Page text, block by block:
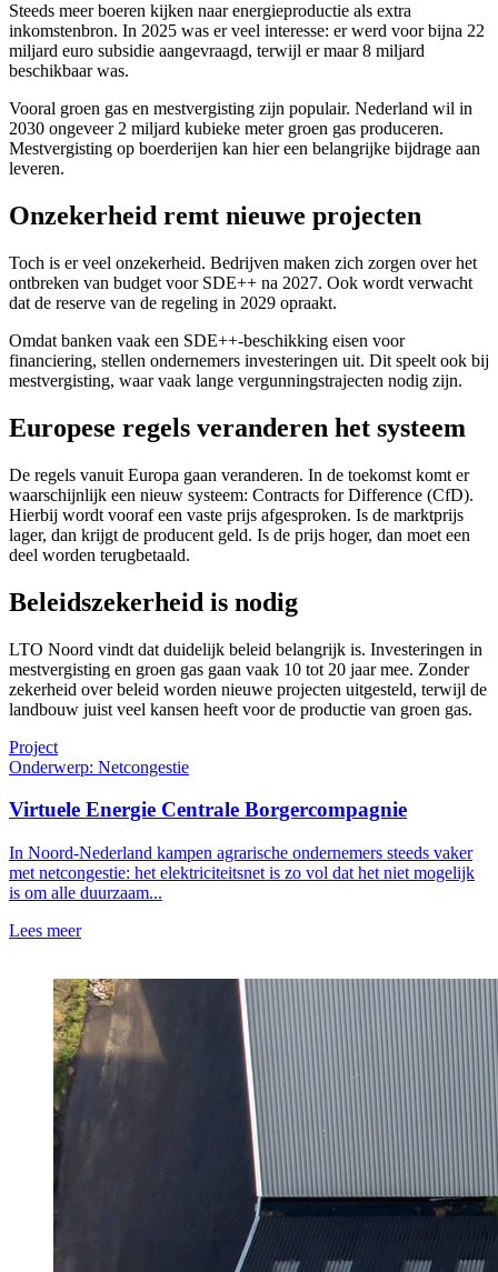
Steeds meer boeren kijken naar energieproductie als extra
inkomstenbron. In 2025 was er veel interesse: er werd voor bijna 22
miljard euro subsidie aangevraagd, terwijl er maar 8 miljard
beschikbaar was.
Vooral groen gas en mestvergisting zijn populair. Nederland wil in
2030 ongeveer 2 miljard kubieke meter groen gas produceren.
Mestvergisting op boerderijen kan hier een belangrijke bijdrage aan
leveren.
Onzekerheid remt nieuwe projecten
Toch is er veel onzekerheid. Bedrijven maken zich zorgen over het
ontbreken van budget voor SDE++ na 2027. Ook wordt verwacht
dat de reserve van de regeling in 2029 opraakt.
Omdat banken vaak een SDE++-beschikking eisen voor
financiering, stellen ondernemers investeringen uit. Dit speelt ook bij
mestvergisting, waar vaak lange vergunningstrajecten nodig zijn.
Europese regels veranderen het systeem
De regels vanuit Europa gaan veranderen. In de toekomst komt er
waarschijnlijk een nieuw systeem: Contracts for Difference (CfD).
Hierbij wordt vooraf een vaste prijs afgesproken. Is de marktprijs
lager, dan krijgt de producent geld. Is de prijs hoger, dan moet een
deel worden terugbetaald.
Beleidszekerheid is nodig
LTO Noord vindt dat duidelijk beleid belangrijk is. Investeringen in
mestvergisting en groen gas gaan vaak 10 tot 20 jaar mee. Zonder
zekerheid over beleid worden nieuwe projecten uitgesteld, terwijl de
landbouw juist veel kansen heeft voor de productie van groen gas.
Project
Onderwerp: Netcongestie
Virtuele Energie Centrale Borgercompagnie
In Noord-Nederland kampen agrarische ondernemers steeds vaker
met netcongestie: het elektriciteitsnet is zo vol dat het niet mogelijk
is om alle duurzaam...
Lees meer